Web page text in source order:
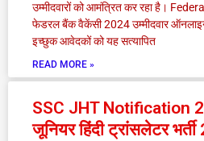
उम्मीदवारों को आमंत्रित कर रहा है।
फेडरल बैंक वैकेंसी 2024 उम्मीदवार
इच्छुक आवेदकों को यह सत्यापित
READ MORE »
SSC JHT Notification
जूनियर हिंदी ट्रांसलेटर